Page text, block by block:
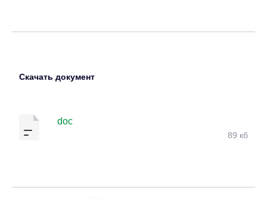
Скачать документ
doc
89 кб